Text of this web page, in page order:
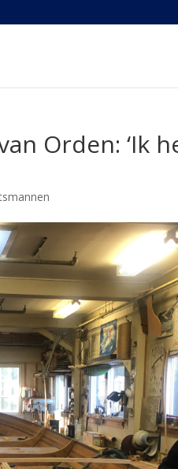
Orden: ‘Ik